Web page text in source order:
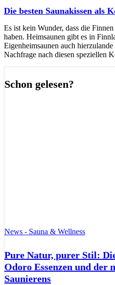
Die besten Saunakissen als
Es ist kein Wunder, dass die
haben. Heimsaunen gibt es in
Eigenheimsaunen auch
Nachfrage nach diesen speziellen
Schon gelesen?
News - Sauna & Wellness
Pure Natur, purer Stil:
Odoro Essenzen und der
Saunierens